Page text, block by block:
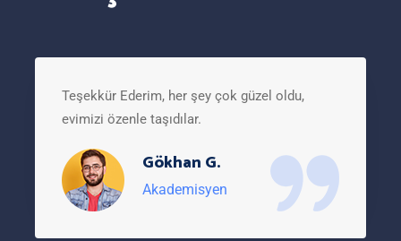
Teşekkür Ederim, her şey çok güzel oldu,
evimizi özenle taşıdılar.
Gökhan G.
Akademisyen